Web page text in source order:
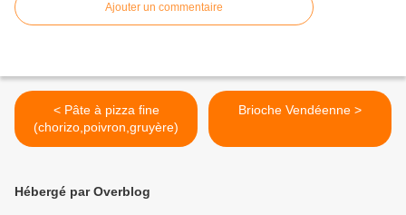
Ajouter un commentaire
< Pâte à pizza fine
(chorizo,poivron,gruyère)
Brioche Vendéenne >
Hébergé par Overblog